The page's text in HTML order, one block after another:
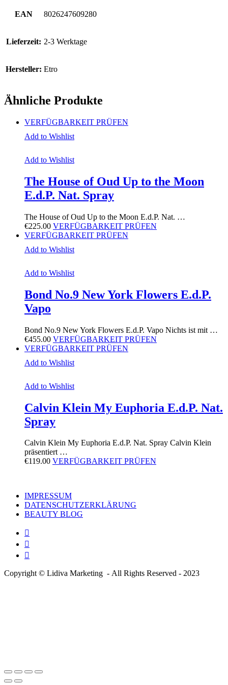
EAN 8026247609280
Lieferzeit: 2-3 Werktage
Hersteller: Etro
Ähnliche Produkte
VERFÜGBARKEIT PRÜFEN
Add to Wishlist
Add to Wishlist
The House of Oud Up to the Moon
E.d.P. Nat. Spray
The House of Oud Up to the Moon E.d.P. Nat. …
€225.00 VERFÜGBARKEIT PRÜFEN
VERFÜGBARKEIT PRÜFEN
Add to Wishlist
Add to Wishlist
Bond No.9 New York Flowers E.d.P.
Vapo
Bond No.9 New York Flowers E.d.P. Vapo Nichts ist mit …
€455.00 VERFÜGBARKEIT PRÜFEN
VERFÜGBARKEIT PRÜFEN
Add to Wishlist
Add to Wishlist
Calvin Klein My Euphoria E.d.P. Nat.
Spray
Calvin Klein My Euphoria E.d.P. Nat. Spray Calvin Klein
präsentiert …
€119.00 VERFÜGBARKEIT PRÜFEN
IMPRESSUM
DATENSCHUTZERKLÄRUNG
BEAUTY BLOG
Copyright © Lidiva Marketing - All Rights Reserved - 2023